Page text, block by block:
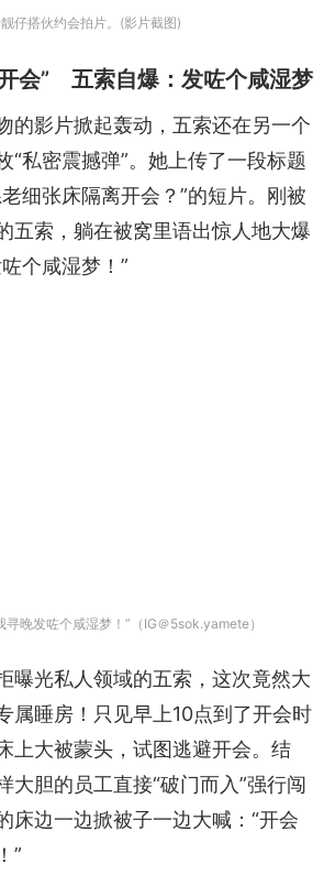
仔搭伙约会拍片。(影片截图)
会” 五索自爆：发咗个咸湿梦
的影片掀起轰动，五索还在另一个
“私密震撼弹”。她上传了一段标题
细张床隔离开会？”的短片。刚被
五索，躺在被窝里语出惊人地大爆
个咸湿梦！”
晚发咗个咸湿梦！”（IG＠5sok.yamete）
曝光私人领域的五索，这次竟然大
属睡房！只见早上10点到了开会时
上大被蒙头，试图逃避开会。结
大胆的员工直接“破门而入”强行闯
床边一边掀被子一边大喊：“开会
”